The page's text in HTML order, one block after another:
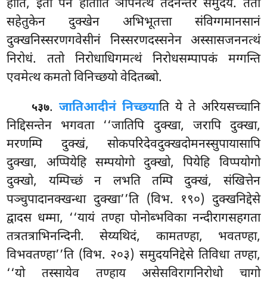
होति, इतो पन होतीति ञापनत्थं तदनन्तरं समुदयं. ततो
सहेतुकेन दुक्खेन अभिभूतत्ता संविग्गमानसानं
दुक्खनिस्सरणगवेसीनं निस्सरणदस्सनेन अस्सासजननत्थं
निरोधं. ततो निरोधाधिगमत्थं निरोधसम्पापकं मग्गन्ति
एवमेत्थ कमतो विनिच्छयो वेदितब्बो.
५३७. जातिआदीनं निच्छयाति ये ते अरियसच्चानि
निद्दिसन्तेन भगवता ‘‘जातिपि दुक्खा, जरापि दुक्खा,
मरणम्पि दुक्खं, सोकपरिदेवदुक्खदोमनस्सुपायासापि
दुक्खा, अप्पियेहि सम्पयोगो दुक्खो, पियेहि विप्पयोगो
दुक्खो, यम्पिच्छं न लभति तम्पि दुक्खं, संखित्तेन
पञ्चुपादानक्खन्धा दुक्खा’’ति (विभ. १९०) दुक्खनिद्देसे
द्वादस धम्मा, ‘‘यायं तण्हा पोनोब्भविका नन्दीरागसहगता
तत्रतत्राभिनन्दिनी. सेय्यथिदं, कामतण्हा, भवतण्हा,
विभवतण्हा’’ति (विभ. २०३) समुदयनिद्देसे तिविधा तण्हा,
‘‘यो तस्सायेव तण्हाय असेसविरागनिरोधो चागो